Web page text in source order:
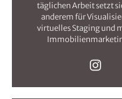
täglichen Arbeit setzt
anderem für
virtuelles Staging und